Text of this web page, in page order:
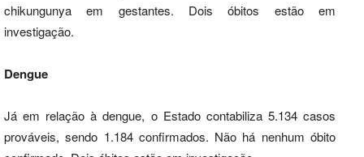
chikungunya em gestantes. Dois óbitos estão em
investigação.
Dengue
Já em relação à dengue, o Estado contabiliza 5.134 casos
prováveis, sendo 1.184 confirmados. Não há nenhum óbito